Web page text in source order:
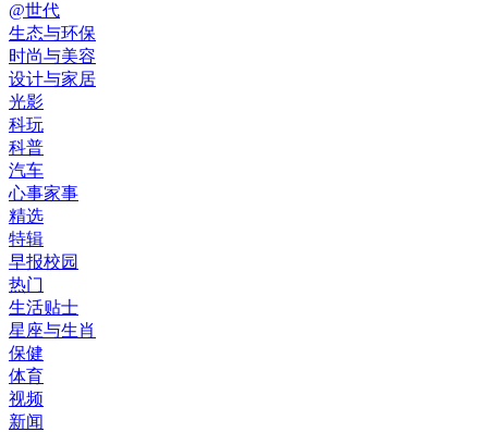
@世代
生态与环保
时尚与美容
设计与家居
光影
科玩
科普
汽车
心事家事
精选
特辑
早报校园
热门
生活贴士
星座与生肖
保健
体育
视频
新闻